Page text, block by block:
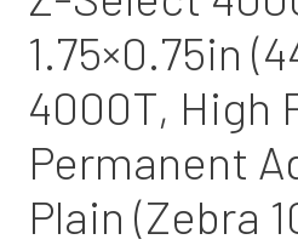
1.75×0.75in
4000T, High
Permanent
Plain (Zebra